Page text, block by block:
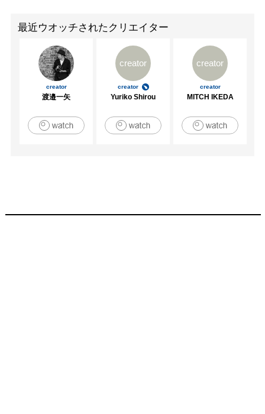
最近ウオッチされたクリエイター
creator
渡邉一矢
creator
creator
Yuriko Shirou
creator
creator
MITCH IKEDA